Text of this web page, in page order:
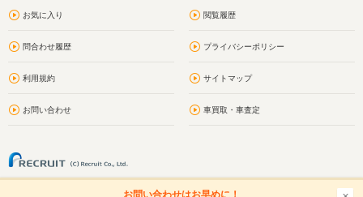
お気に入り 閲覧履歴
問合わせ履歴 プライバシーポリシー
利用規約 サイトマップ
お問い合わせ 車買取・車査定
お問い合わせはお早めに！